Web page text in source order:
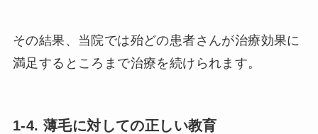
その結果、当院では殆どの患者さんが治療効果に
満足するところまで治療を続けられます。
1-4. 薄毛に対しての正しい教育